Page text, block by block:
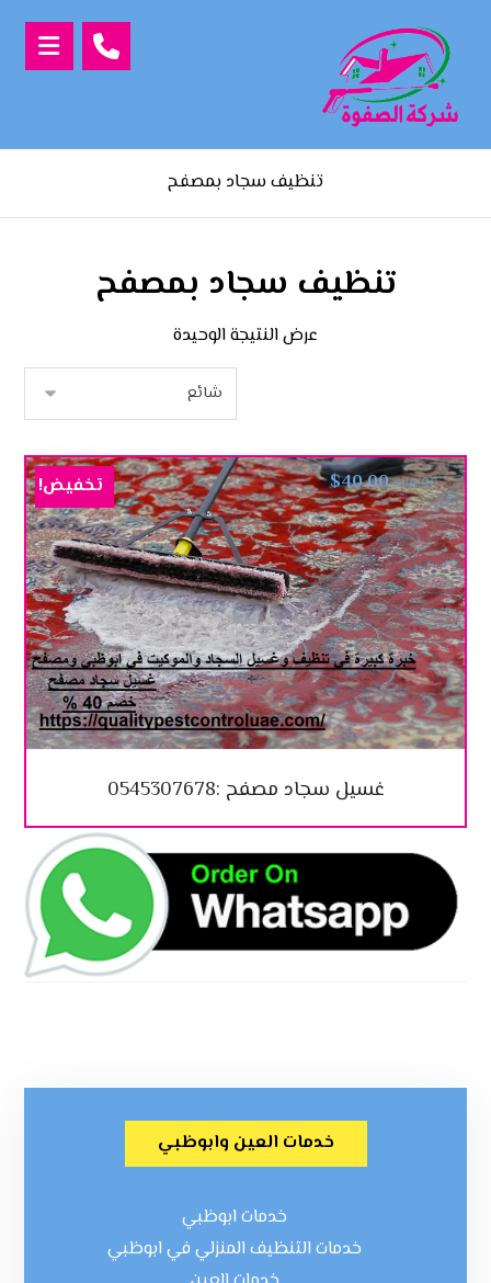
تنظيف سجاد بمصفح
تنظيف سجاد بمصفح
عرض النتيجة الوحيدة
غسيل سجاد مصفح :0545307678
$60.00
$40.00 تخفيض!
خدمات العين وابوظبي
خدمات ابوظبي
خدمات التنظيف المنزلي في ابوظبي